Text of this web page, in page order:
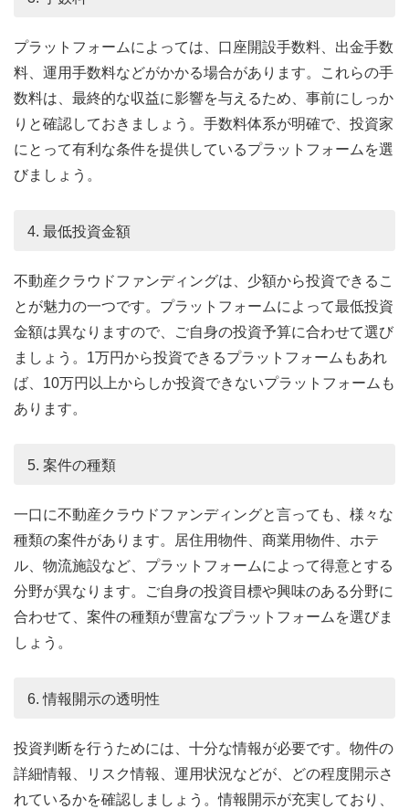
プラットフォームによっては、口座開設手数料、出金手数
料、運用手数料などがかかる場合があります。これらの手
数料は、最終的な収益に影響を与えるため、事前にしっか
りと確認しておきましょう。手数料体系が明確で、投資家
にとって有利な条件を提供しているプラットフォームを選
びましょう。
4. 最低投資金額
不動産クラウドファンディングは、少額から投資できるこ
とが魅力の一つです。プラットフォームによって最低投資
金額は異なりますので、ご自身の投資予算に合わせて選び
ましょう。1万円から投資できるプラットフォームもあれ
ば、10万円以上からしか投資できないプラットフォームも
あります。
5. 案件の種類
一口に不動産クラウドファンディングと言っても、様々な
種類の案件があります。居住用物件、商業用物件、ホテ
ル、物流施設など、プラットフォームによって得意とする
分野が異なります。ご自身の投資目標や興味のある分野に
合わせて、案件の種類が豊富なプラットフォームを選びま
しょう。
6. 情報開示の透明性
投資判断を行うためには、十分な情報が必要です。物件の
詳細情報、リスク情報、運用状況などが、どの程度開示さ
れているかを確認しましょう。情報開示が充実しており、